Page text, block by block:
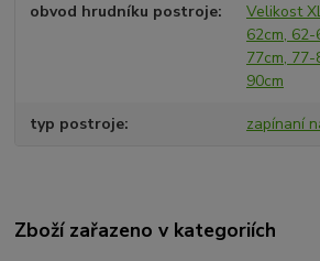
obvod hrudníku postroje
Velikost
62cm,
77cm,
90cm
typ postroje zapínaní
Zboží zařazeno v kategoriích